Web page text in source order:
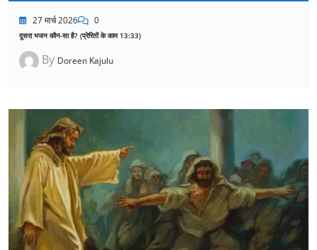
27 मार्च 2026 0
दूसरा भजन कौन-सा है? (प्रेरितों के काम 13:33)
By Doreen Kajulu